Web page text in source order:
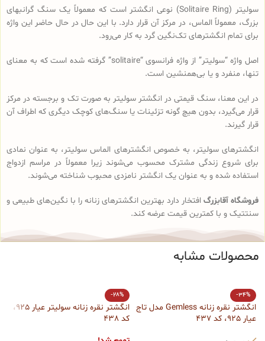
سولیتر (Solitaire Ring) نوعی انگشتر است که معمولاً یک سنگ گرانبهای
بزرگ، معمولاً الماس، در مرکز آن قرار دارد. با این حال در حال حاضر این واژه
برای تمام انگشترهای تک‌نگین گرد به کار می‌رود.
اصل واژه “سولیتر” از واژه فرانسوی “solitaire” گرفته شده است که به معنای
تنها، منفرد و یا بی‌همنشین است.
در این معنا، سنگ قیمتی در انگشتر سولیتر به صورت تک و برجسته در مرکز
قرار می‌گیرد، بدون هیچ گونه تزئینات یا سنگ‌های کوچک دیگری که اطراف آن
قرار گیرند.
انگشترهای سولیتر، به خصوص انگشترهای الماس سولیتر، به عنوان نمادی
برای شروع زندگی مشترک محسوب می‌شوند زیرا معمولاً در مراسم ازدواج
استفاده شده و به عنوان یک انگشتر نامزدی محبوب شناخته می‌شوند.
فروشگاه آقابزرگ افتخار دارد بهترین انگشترهای زنانه را با نگین‌های طبیعی و
سنتتیک و با کمترین قیمت عرضه کند.
محصولات مشابه
-34%
انگشتر نقره زنانه Gemless مدل تاج
عیار 925، کد 437
-28%
انگشتر نقره زنانه سولیتر عیار 925،
کد 438